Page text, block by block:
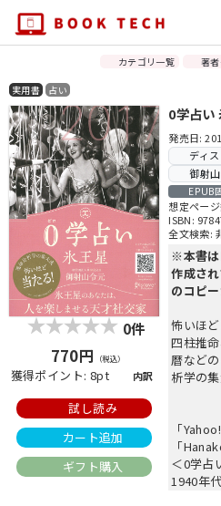
カテゴリ一覧 著
実用書 占い
0件
770円 （税込）
獲得ポイント: 8pt 内訳
試し読み
カート追加
ギフト購入
0学占い
発売日:
ディ
御射
EPUB
想定ペー
ISBN:
全文検索:
※本書は
作成さ
のコピ
怖いほ
四柱推
暦など
析学の
「
「
＜0学占
1940年